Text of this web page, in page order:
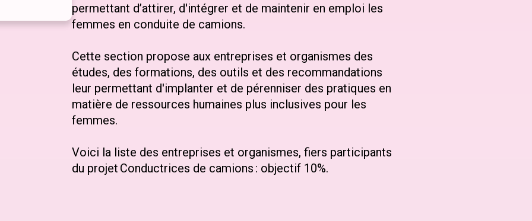
permettant d’attirer, d'intégrer et de maintenir en emploi les
femmes en conduite de camions.
Cette section propose aux entreprises et organismes des
études, des formations, des outils et des recommandations
leur permettant d'implanter et de pérenniser des pratiques en
matière de ressources humaines plus inclusives pour les
femmes.
Voici la liste des entreprises et organismes, fiers participants
du projet Conductrices de camions : objectif 10%.